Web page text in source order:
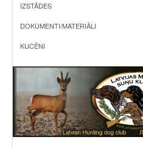
IZSTĀDES
DOKUMENTI/MATERIĀLI
KUCĒNI